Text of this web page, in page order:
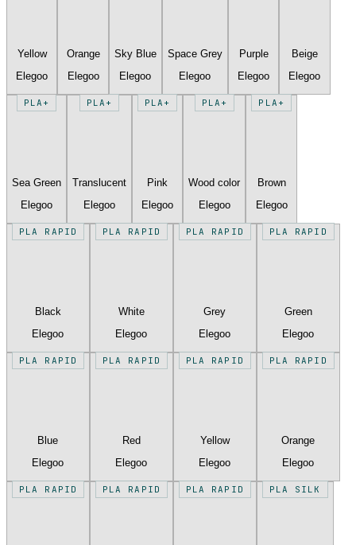
Yellow
Elegoo
Orange
Elegoo
Sky Blue
Elegoo
Space Grey
Elegoo
Purple
Elegoo
Beige
Elegoo
PLA+
Sea Green
Elegoo
PLA+
Translucent
Elegoo
PLA+
Pink
Elegoo
PLA+
Wood color
Elegoo
PLA+
Brown
Elegoo
PLA RAPID
Black
Elegoo
PLA RAPID
White
Elegoo
PLA RAPID
Grey
Elegoo
PLA RAPID
Green
Elegoo
PLA RAPID
Blue
Elegoo
PLA RAPID
Red
Elegoo
PLA RAPID
Yellow
Elegoo
PLA RAPID
Orange
Elegoo
PLA RAPID PLA RAPID PLA RAPID PLA SILK